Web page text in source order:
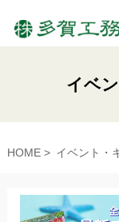
イベ
HOME イベント・